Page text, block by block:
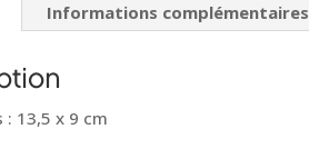
Informations complémentaires
: 13,5 x 9 cm